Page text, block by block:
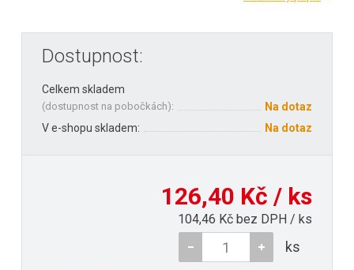
Dostupnost:
Celkem skladem
(dostupnost na pobočkách):
Na dotaz
V e-shopu skladem:
Na dotaz
126,40 Kč / ks
104,46 Kč bez DPH / ks
ks